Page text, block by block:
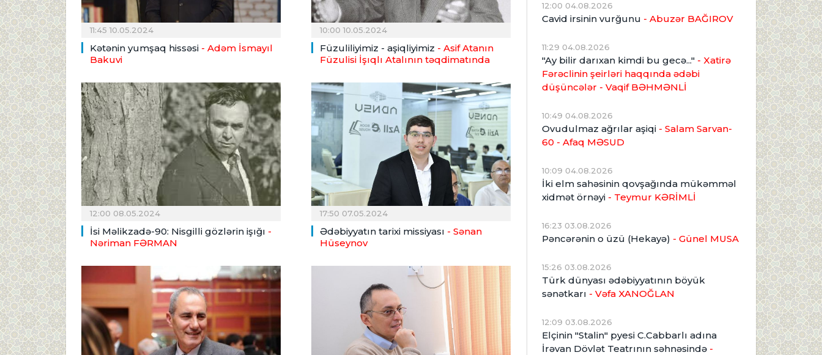
11:45 10.05.2024
Kətənin yumşaq hissəsi - Adəm İsmayıl
Bakuvi
10:00 10.05.2024
Füzuliliyimiz - aşiqliyimiz - Asif Atanın
Füzulisi İşıqlı Atalının təqdimatında
12:00 08.05.2024
İsi Məlikzadə-90: Nisgilli gözlərin işığı -
Nəriman FƏRMAN
17:50 07.05.2024
Ədəbiyyatın tarixi missiyası - Sənan
Hüseynov
12:00 04.08.2026
Cavid irsinin vurğunu - Abuzər BAĞIROV
11:29 04.08.2026
"Ay bilir darıxan kimdi bu gecə..." - Xatirə
Fərəclinin şeirləri haqqında ədəbi
düşüncələr - Vaqif BƏHMƏNLİ
10:49 04.08.2026
Ovudulmaz ağrılar aşiqi - Salam Sarvan-
60 - Afaq MƏSUD
10:09 04.08.2026
İki elm sahəsinin qovşağında mükəmməl
xidmət örnəyi - Teymur KƏRİMLİ
16:23 03.08.2026
Pəncərənin o üzü (Hekayə) - Günel MUSA
15:26 03.08.2026
Türk dünyası ədəbiyyatının böyük
sənətkarı - Vəfa XANOĞLAN
12:09 03.08.2026
Elçinin "Stalin" pyesi C.Cabbarlı adına
İrəvan Dövlət Teatrının səhnəsində -